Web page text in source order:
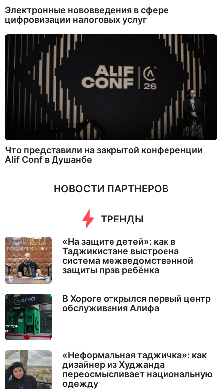
Электронные нововведения в сфере
цифровизации налоговых услуг
Что представили на закрытой конференции
Alif Conf в Душанбе
НОВОСТИ ПАРТНЕРОВ
ТРЕНДЫ
«На защите детей»: как в
Таджикистане выстроена
система межведомственной
защиты прав ребёнка
В Хороге открылся первый центр
обслуживания Алифа
«Неформальная таджичка»: как
дизайнер из Худжанда
переосмысливает национальную
одежду